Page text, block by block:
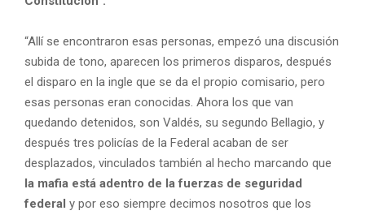
“Allí se encontraron esas personas, empezó una discusión
subida de tono, aparecen los primeros disparos, después
el disparo en la ingle que se da el propio comisario, pero
esas personas eran conocidas. Ahora los que van
quedando detenidos, son Valdés, su segundo Bellagio, y
después tres policías de la Federal acaban de ser
desplazados, vinculados también al hecho marcando que
la mafia está adentro de la fuerzas de seguridad
federal y por eso siempre decimos nosotros que los